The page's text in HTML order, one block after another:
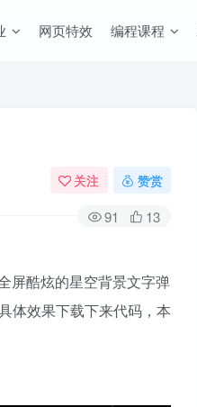
网页特效 编程课程
关注 赞赏
91 13
屏酷炫的星空背景文字弹
体效果下载下来代码，本